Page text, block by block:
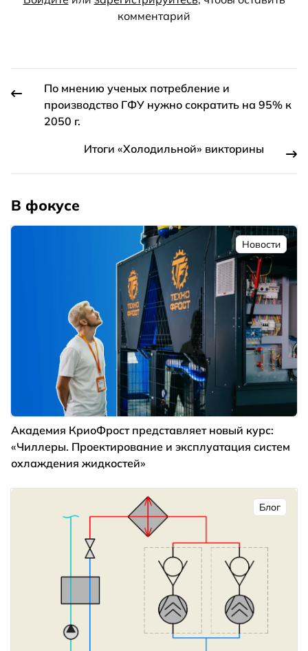
комментарий
По мнению ученых потребление и
производство ГФУ нужно сократить на 95% к
2050 г.
Итоги «Холодильной» викторины
В фокусе
Новости
Академия КриоФрост представляет новый курс:
«Чиллеры. Проектирование и эксплуатация систем
охлаждения жидкостей»
Блог